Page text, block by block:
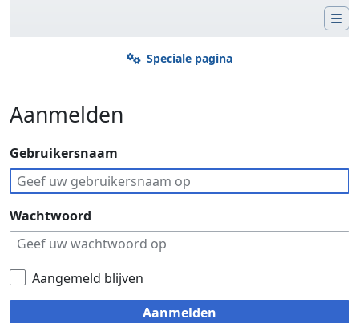
Speciale pagina
Aanmelden
Ga naar:navigatie,
Gebruikersnaam
Wachtwoord
Aangemeld blijven
Aanmelden